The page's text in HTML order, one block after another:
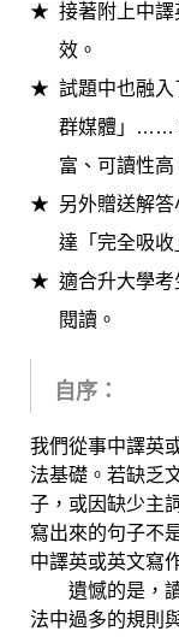
接著附上中
效。
試題中也融
群媒體」……
富、可讀性高
另外贈送解
達「完全吸收
適合升大學
閱讀。
自序：
我們從事中譯英
法基礎。若缺乏
子，或因缺少主
寫出來的句子不
中譯英或英文寫
遺憾的是，讀
法中過多的規則